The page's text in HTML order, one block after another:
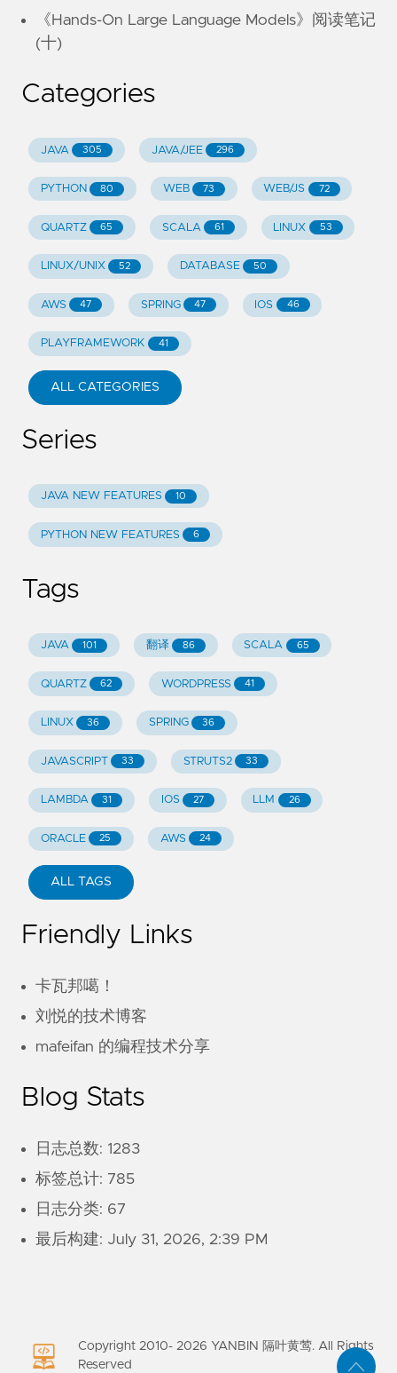
《Hands-On Large Language Models》阅读笔记
(十)
Categories
JAVA 305 JAVA/JEE 296
PYTHON 80 WEB 73 WEB/JS 72
QUARTZ 65 SCALA 61 LINUX 53
LINUX/UNIX 52 DATABASE 50
AWS 47 SPRING 47 IOS 46
PLAYFRAMEWORK 41
ALL CATEGORIES
Series
JAVA NEW FEATURES 10
PYTHON NEW FEATURES 6
Tags
JAVA 101 翻译 86 SCALA 65
QUARTZ 62 WORDPRESS 41
LINUX 36 SPRING 36
JAVASCRIPT 33 STRUTS2 33
LAMBDA 31 IOS 27 LLM 26
ORACLE 25 AWS 24
ALL TAGS
Friendly Links
卡瓦邦噶！
刘悦的技术博客
mafeifan 的编程技术分享
Blog Stats
日志总数: 1283
标签总计: 785
日志分类: 67
最后构建: July 31, 2026, 2:39 PM
Copyright 2010- 2026 YANBIN 隔叶黄莺. All Rights
Reserved